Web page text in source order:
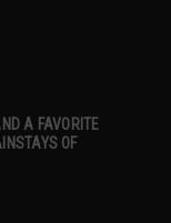
A FAVORITE
OF